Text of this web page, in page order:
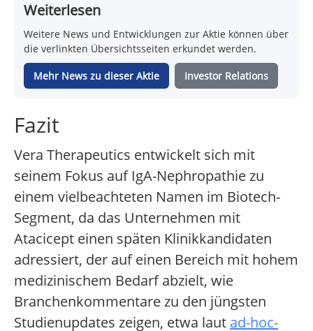
Weiterlesen
Weitere News und Entwicklungen zur Aktie können über
die verlinkten Übersichtsseiten erkundet werden.
Mehr News zu dieser Aktie Investor Relations
Fazit
Vera Therapeutics entwickelt sich mit
seinem Fokus auf IgA-Nephropathie zu
einem vielbeachteten Namen im Biotech-
Segment, da das Unternehmen mit
Atacicept einen späten Klinikkandidaten
adressiert, der auf einen Bereich mit hohem
medizinischem Bedarf abzielt, wie
Branchenkommentare zu den jüngsten
Studienupdates zeigen, etwa laut ad-hoc-